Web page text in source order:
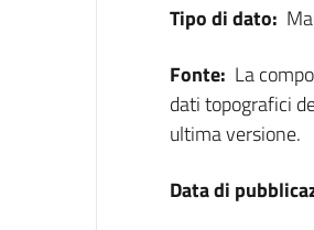
Tipo di dato:
Fonte: La
dati topografici
ultima versione.
Data di